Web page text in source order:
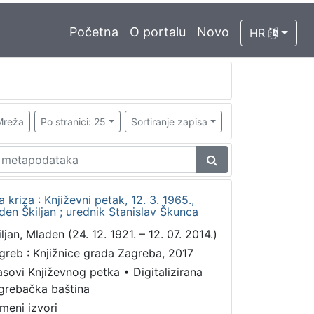
Početna O portalu Novo HR
Po stranici: 25 Sortiranje zapisa
kriza : Književni petak, 12. 3. 1965.,
Škiljan ; urednik Stanislav Škunca
Mladen (24. 12. 1921. – 12. 07. 2014.)
: Knjižnice grada Zagreba, 2017
Književnog petka • Digitalizirana
baština
izvori